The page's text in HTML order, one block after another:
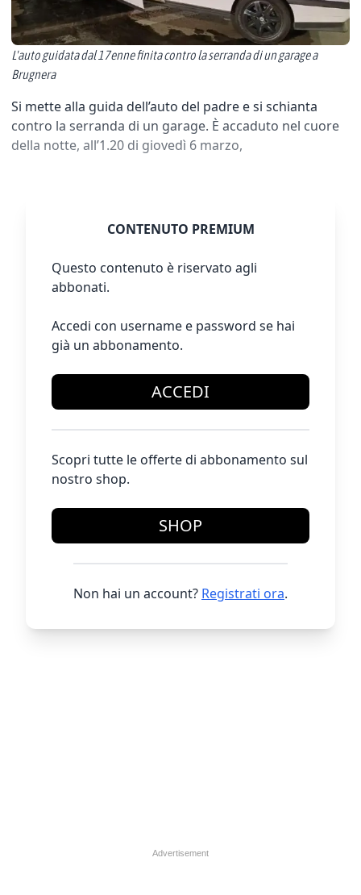
L'auto guidata dal 17enne finita contro la serranda di un garage a
Brugnera
Si mette alla guida dell’auto del padre e si schianta
contro la serranda di un garage. È accaduto nel cuore
della notte, all’1.20 di giovedì 6 marzo,
CONTENUTO PREMIUM
Questo contenuto è riservato agli
abbonati.
Accedi con username e password se hai
già un abbonamento.
ACCEDI
Scopri tutte le offerte di abbonamento sul
nostro shop.
SHOP
Non hai un account? Registrati ora.